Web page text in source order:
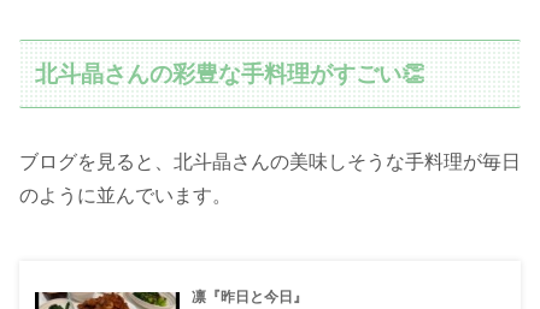
北斗晶さんの彩豊な手料理がすごい👏
ブログを見ると、北斗晶さんの美味しそうな手料理が毎日
のように並んでいます。
凛『昨日と今日』